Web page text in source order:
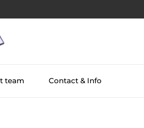
team Contact & Info